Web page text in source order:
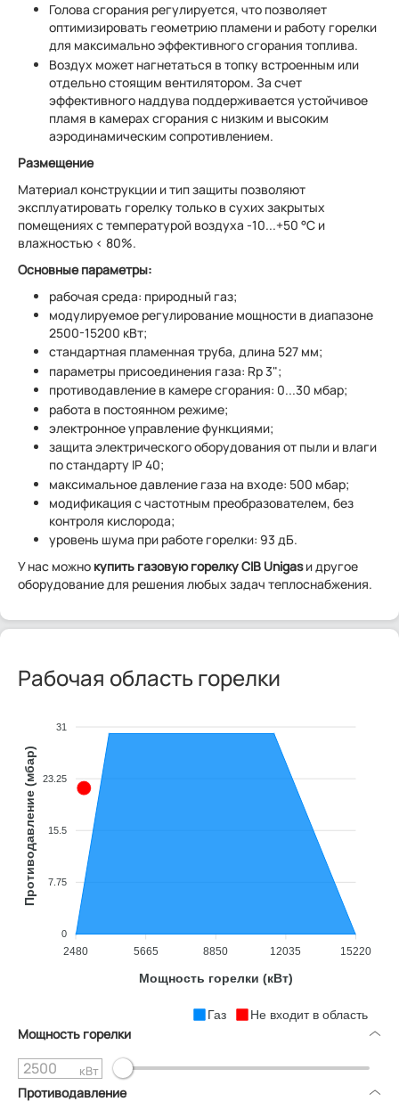
Голова сгорания регулируется, что позволяет
оптимизировать геометрию пламени и работу горелки
для максимально эффективного сгорания топлива.
Воздух может нагнетаться в топку встроенным или
отдельно стоящим вентилятором. За счет
эффективного наддува поддерживается устойчивое
пламя в камерах сгорания с низким и высоким
аэродинамическим сопротивлением.
Размещение
Материал конструкции и тип защиты позволяют
эксплуатировать горелку только в сухих закрытых
помещениях с температурой воздуха -10...+50 °C и
влажностью < 80%.
Основные параметры:
рабочая среда: природный газ;
модулируемое регулирование мощности в диапазоне
2500-15200 кВт;
стандартная пламенная труба, длина 527 мм;
параметры присоединения газа: Rp 3";
противодавление в камере сгорания: 0...30 мбар;
работа в постоянном режиме;
электронное управление функциями;
защита электрического оборудования от пыли и влаги
по стандарту IP 40;
максимальное давление газа на входе: 500 мбар;
модификация с частотным преобразователем, без
контроля кислорода;
уровень шума при работе горелки: 93 дБ.
У нас можно купить газовую горелку CIB Unigasи другое
оборудование для решения любых задач теплоснабжения.
Рабочая область горелки
31
23.25
15.5
7.75
0
Противодавление (мбар)
2480 5665 8850 12035 15220
Мощность горелки (кВт)
Газ Не входит в область
Мощность горелки
кВт
Противодавление